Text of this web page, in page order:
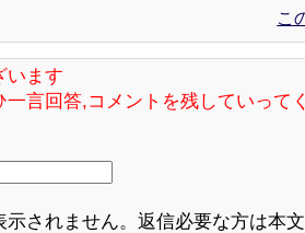
こ
います
一言回答,コメントを残していって
示されません。返信必要な方は本